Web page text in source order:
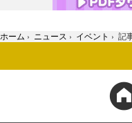
ホーム › ニュース › イベント › 記